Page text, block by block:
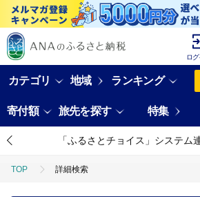
ロ
カテゴリ 地域 ランキング
寄付額 旅先を探す 特集
「ふるさとチョイス」システム
TOP 詳細検索